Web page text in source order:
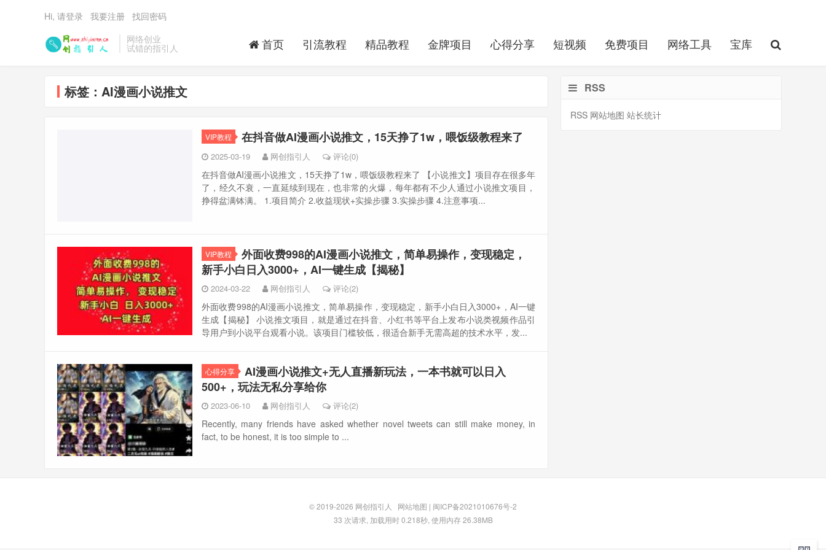
网络创业
试错的指引人 首页 引流教程 精品教程 金牌项目 心得分享 短视频 免费项目 网络工具 宝库
Hi, 请登录 我要注册 找回密码
标签：AI漫画小说推文
VIP教程 在抖音做AI漫画小说推文，15天挣了1w，喂饭级教程来了
2025-03-19 网创指引人 评论(0)
在抖音做AI漫画小说推文，15天挣了1w，喂饭级教程来了 【小说推文】项目存在很多年
了，经久不衰，一直延续到现在，也非常的火爆，每年都有不少人通过小说推文项目，
挣得盆满钵满。 1.项目简介 2.收益现状+实操步骤 3.实操步骤 4.注意事项...
VIP教程
外面收费998的AI漫画小说推文，简单易操作，变现稳定，
新手小白日入3000+，AI一键生成【揭秘】
2024-03-22 网创指引人 评论(2)
外面收费998的AI漫画小说推文，简单易操作，变现稳定，新手小白日入3000+，AI一键
生成【揭秘】 小说推文项目，就是通过在抖音、小红书等平台上发布小说类视频作品引
导用户到小说平台观看小说。该项目门槛较低，很适合新手无需高超的技术水平，发...
心得分享
AI漫画小说推文+无人直播新玩法，一本书就可以日入
500+，玩法无私分享给你
2023-06-10 网创指引人 评论(2)
Recently, many friends have asked whether novel tweets can still make money, in
fact, to be honest, it is too simple to ...
RSS
RSS 网站地图 站长统计
© 2019-2026 网创指引人 网站地图 | 闽ICP备2021010676号-2
33 次请求, 加载用时 0.218秒, 使用内存 26.38MB